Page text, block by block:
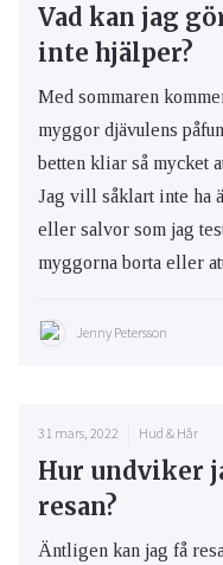
Vad kan jag
inte hjälper?
Med sommaren
myggor djävulens
betten kliar så mycket
Jag vill såklart inte ha
eller salvor som jag
myggorna borta eller
Jenny Petersson
31 mars, 2022 Hud & Hår
Hur undviker
resan?
Äntligen kan jag få